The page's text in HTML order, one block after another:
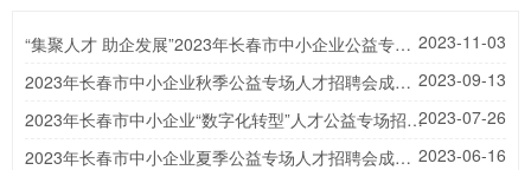
“集聚人才 助企发展”2023年长春市中小企业公益专场人才招聘会成功举办 2023-11-03
2023年长春市中小企业秋季公益专场人才招聘会成功举办 2023-09-13
2023年长春市中小企业“数字化转型”人才公益专场招聘会成功举办2023-07-26
2023年长春市中小企业夏季公益专场人才招聘会成功举办 2023-06-16